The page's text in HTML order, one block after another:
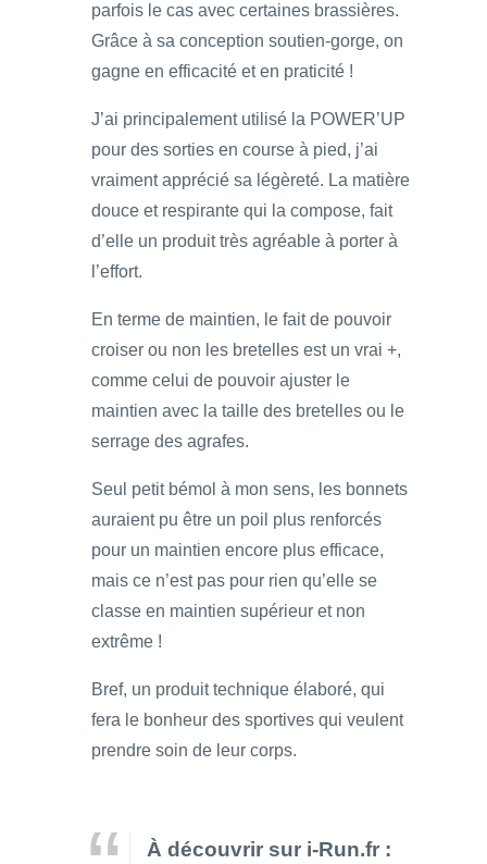
parfois le cas avec certaines brassières.
Grâce à sa conception soutien-gorge, on
gagne en efficacité et en praticité !
J’ai principalement utilisé la POWER’UP
pour des sorties en course à pied, j’ai
vraiment apprécié sa légèreté. La matière
douce et respirante qui la compose, fait
d’elle un produit très agréable à porter à
l’effort.
En terme de maintien, le fait de pouvoir
croiser ou non les bretelles est un vrai +,
comme celui de pouvoir ajuster le
maintien avec la taille des bretelles ou le
serrage des agrafes.
Seul petit bémol à mon sens, les bonnets
auraient pu être un poil plus renforcés
pour un maintien encore plus efficace,
mais ce n’est pas pour rien qu’elle se
classe en maintien supérieur et non
extrême !
Bref, un produit technique élaboré, qui
fera le bonheur des sportives qui veulent
prendre soin de leur corps.
À découvrir sur i-Run.fr :